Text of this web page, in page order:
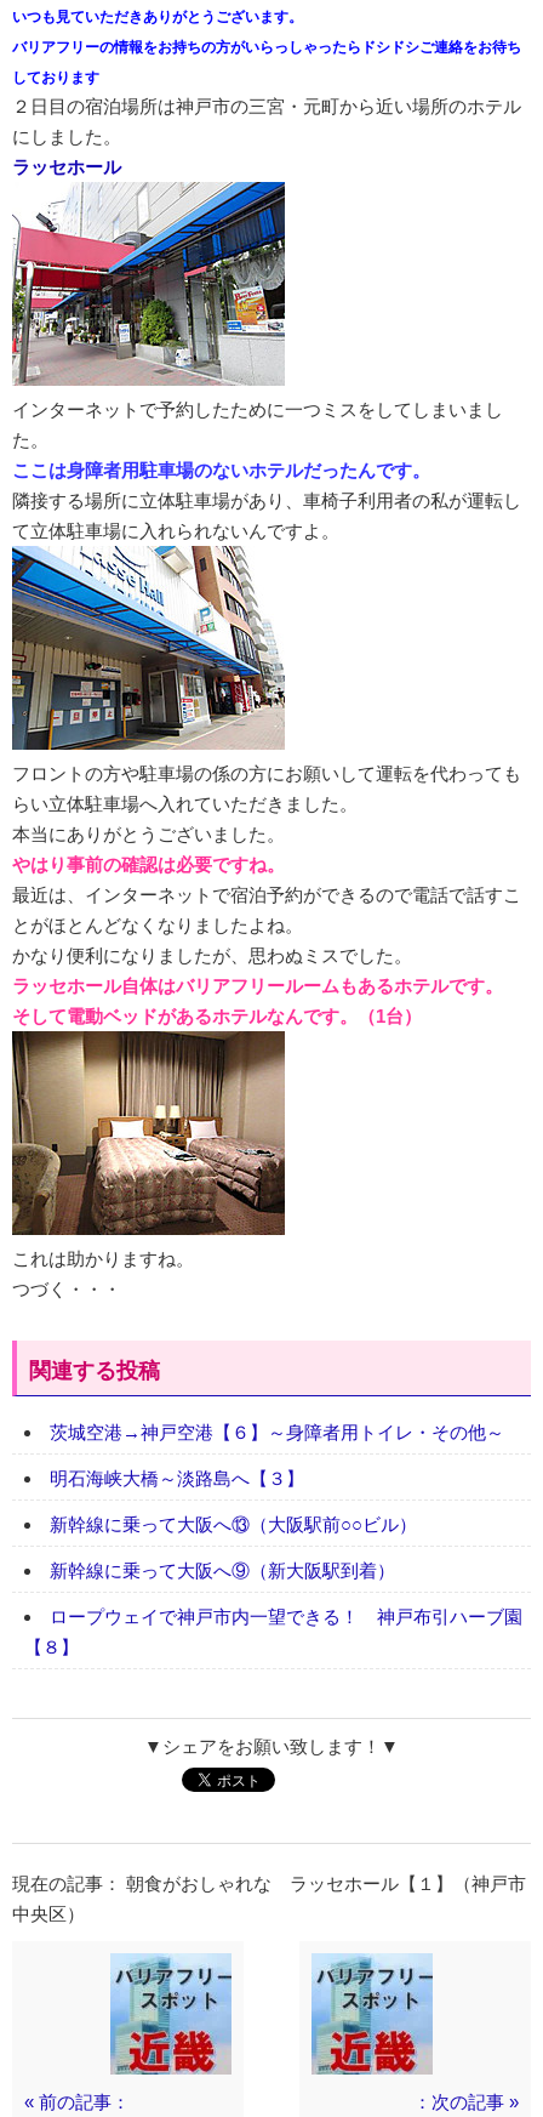
いつも見ていただきありがとうございます。
バリアフリーの情報をお持ちの方がいらっしゃったらドシドシご連絡をお待ち
しております
２日目の宿泊場所は神戸市の三宮・元町から近い場所のホテル
にしました。
ラッセホール
インターネットで予約したために一つミスをしてしまいまし
た。
ここは身障者用駐車場のないホテルだったんです。
隣接する場所に立体駐車場があり、車椅子利用者の私が運転し
て立体駐車場に入れられないんですよ。
フロントの方や駐車場の係の方にお願いして運転を代わっても
らい立体駐車場へ入れていただきました。
本当にありがとうございました。
やはり事前の確認は必要ですね。
最近は、インターネットで宿泊予約ができるので電話で話すこ
とがほとんどなくなりましたよね。
かなり便利になりましたが、思わぬミスでした。
ラッセホール自体はバリアフリールームもあるホテルです。
そして電動ベッドがあるホテルなんです。（1台）
これは助かりますね。
つづく・・・
関連する投稿
茨城空港→神戸空港【６】～身障者用トイレ・その他～
明石海峡大橋～淡路島へ【３】
新幹線に乗って大阪へ⑬（大阪駅前○○ビル）
新幹線に乗って大阪へ⑨（新大阪駅到着）
ロープウェイで神戸市内一望できる！ 神戸布引ハーブ園
【８】
▼シェアをお願い致します！▼
現在の記事： 朝食がおしゃれな ラッセホール【１】（神戸市
中央区）
« 前の記事： ：次の記事 »